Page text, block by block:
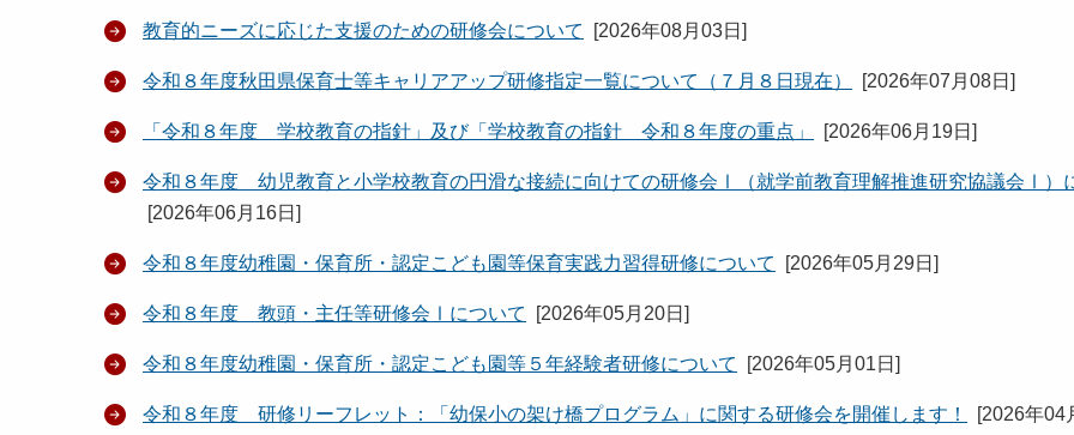
教育的ニーズに応じた支援のための研修会について [2026年08月03日 ]
令和８年度秋田県保育士等キャリアアップ研修指定一覧について（７月８日現在） [2026年07月08日 ]
「令和８年度 学校教育の指針」及び「学校教育の指針 令和８年度の重点」 [2026年06月19日 ]
令和８年度 幼児教育と小学校教育の円滑な接続に向けての研修会Ⅰ（就学前教育理解推進研究協議会Ⅰ）
[2026年06月16日 ]
令和８年度幼稚園・保育所・認定こども園等保育実践力習得研修について [2026年05月29日 ]
令和８年度 教頭・主任等研修会Ⅰについて [2026年05月20日 ]
令和８年度幼稚園・保育所・認定こども園等５年経験者研修について [2026年05月01日 ]
令和８年度 研修リーフレット：「幼保小の架け橋プログラム」に関する研修会を開催します！ [2026年04